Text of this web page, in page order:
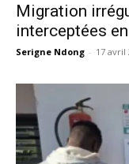
Migration
interceptées
Serigne Ndong - 17 avril